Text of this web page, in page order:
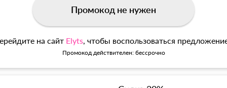
Промокод не нужен
на сайт Elyts, чтобы воспользоваться
Промокод действителен: бессрочно